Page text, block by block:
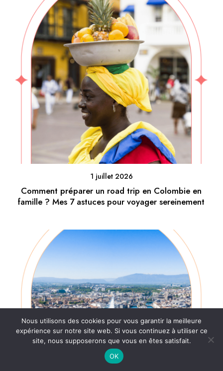
1 juillet 2026
Comment préparer un road trip en Colombie en
famille ? Mes 7 astuces pour voyager sereinement
Nous utilisons des cookies pour vous garantir la meilleure
expérience sur notre site web. Si vous continuez à utiliser ce
site, nous supposerons que vous en êtes satisfait.
OK